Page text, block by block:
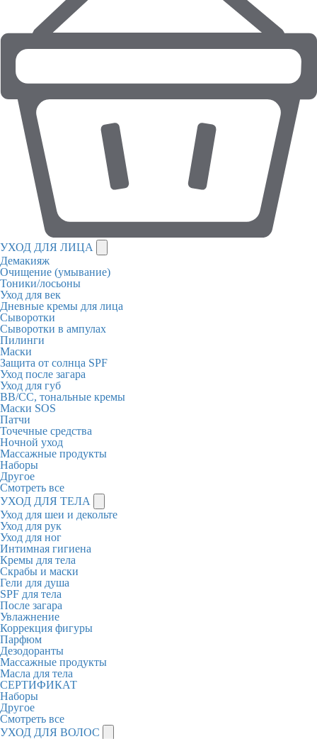
УХОД ДЛЯ ЛИЦА
Демакияж
Очищение (умывание)
Тоники/лосьоны
Уход для век
Дневные кремы для лица
Сыворотки
Сыворотки в ампулах
Пилинги
Маски
Защита от солнца SPF
Уход после загара
Уход для губ
BB/CC, тональные кремы
Маски SOS
Патчи
Точечные средства
Ночной уход
Массажные продукты
Наборы
Другое
Смотреть все
УХОД ДЛЯ ТЕЛА
Уход для шеи и декольте
Уход для рук
Уход для ног
Интимная гигиена
Кремы для тела
Скрабы и маски
Гели для душа
SPF для тела
После загара
Увлажнение
Коррекция фигуры
Парфюм
Дезодоранты
Массажные продукты
Масла для тела
СЕРТИФИКАТ
Наборы
Другое
Смотреть все
УХОД ДЛЯ ВОЛОС